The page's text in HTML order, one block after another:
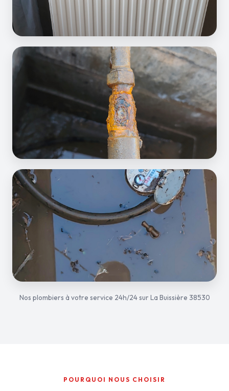
Nos plombiers à votre service 24h/24 sur La Buissière 38530
POURQUOI NOUS CHOISIR